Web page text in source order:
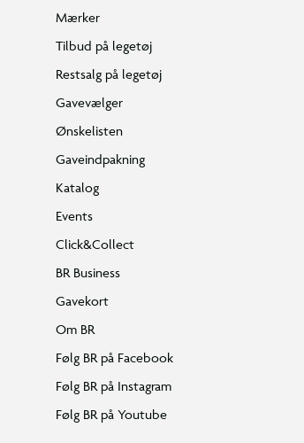
Mærker
Tilbud på legetøj
Restsalg på legetøj
Gavevælger
Ønskelisten
Gaveindpakning
Katalog
Events
Click&Collect
BR Business
Gavekort
Om BR
Følg BR på Facebook
Følg BR på Instagram
Følg BR på Youtube